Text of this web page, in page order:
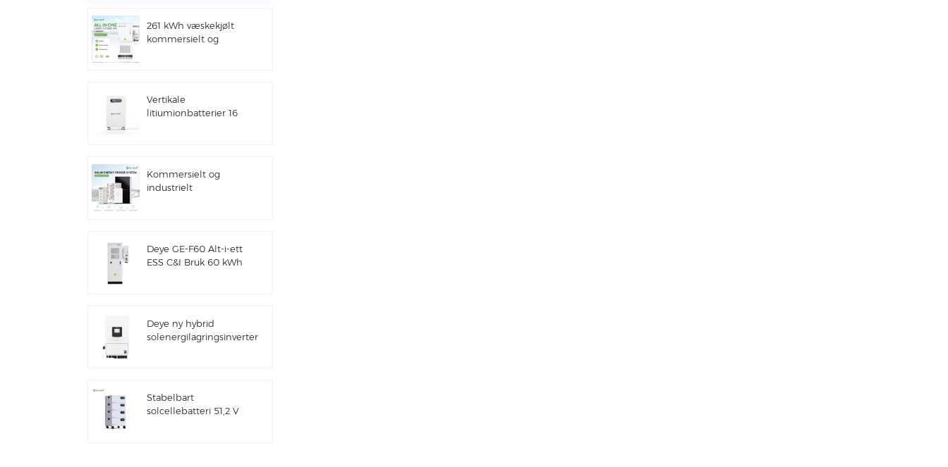
261 kWh væskekjølt
kommersielt og
Vertikale
litiumionbatterier 16
Kommersielt og
industrielt
Deye GE-F60 Alt-i-ett
ESS C&I Bruk 60 kWh
Deye ny hybrid
solenergilagringsinverter
Stabelbart
solcellebatteri 51,2 V